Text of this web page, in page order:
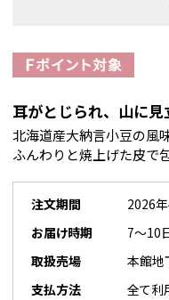
耳がとじられ、山に見
北海道産大納言小豆の風
ふんわりと焼上げた皮で
注文期間
2026
お届け時期
7～10
取扱売場
本館地
支払方法
全て利